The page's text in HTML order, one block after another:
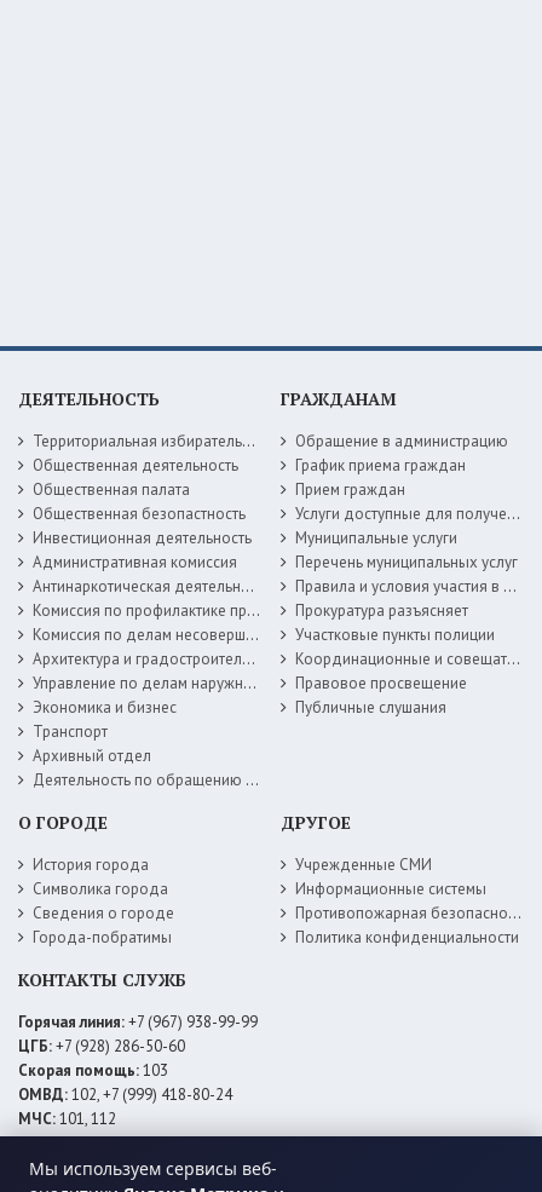
Мы используем сервисы веб-
ДЕЯТЕЛЬНОСТЬ
Территориальная избирательная комиссия
Общественная деятельность
Общественная палата
Общественная безопастность
Инвестиционная деятельность
Административная комиссия
Антинаркотическая деятельность
Комиссия по профилактике правонарушений
Комиссия по делам несовершеннолетних
Архитектура и градостроительство
Управление по делам наружной рекламы
Экономика и бизнес
Транспорт
Архивный отдел
Деятельность по обращению с животными без владельцев
ГРАЖДАНАМ
Обращение в администрацию
График приема граждан
Прием граждан
Услуги доступные для получения в электронной форме
Муниципальные услуги
Перечень муниципальных услуг
Правила и условия участия в жилищных программах
Прокуратура разъясняет
Участковые пункты полиции
Координационные и совещательные органы
Правовое просвещение
Публичные слушания
О ГОРОДЕ
История города
Символика города
Сведения о городе
Города-побратимы
ДРУГОЕ
Учрежденные СМИ
Информационные системы
Противопожарная безопасность
Политика конфиденциальности
КОНТАКТЫ СЛУЖБ
Горячая линия:+7 (967) 938-99-99
ЦГБ:+7 (928) 286-50-60
Скорая помощь:103
ОМВД:102, +7 (999) 418-80-24
МЧС:101, 112
ЕДДС:+7 (928) 576-09-83
Электросети:+7 (800) 220-02-20